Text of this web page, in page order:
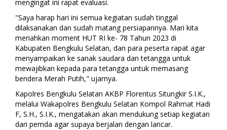
mengingat ini rapat evaluasi.
"Saya harap hari ini semua kegiatan sudah tinggal
dilaksanakan dan sudah matang persiapannya. Mari kita
meriahkan moment HUT RI ke- 78 Tahun 2023 di
Kabupaten Bengkulu Selatan, dan para peserta rapat agar
menyampaikan ke sanak saudara dan tetangga untuk
mewajibkan kepada para tetangga untuk memasang
bendera Merah Putih," ujarnya.
Kapolres Bengkulu Selatan AKBP Florentus Situngkir S.I.K.,
melalui Wakapolres Bengkulu Selatan Kompol Rahmat Hadi
F, S.H., S.I.K., mengatakan akan mendukung setiap kegiatan
dari pemda agar supaya berjalan dengan lancar.